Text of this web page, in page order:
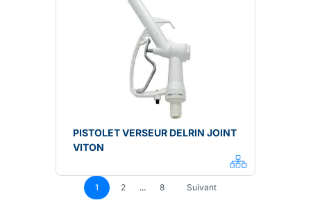
PISTOLET VERSEUR DELRIN JOINT
VITON
1 2 ... 8 Suivant